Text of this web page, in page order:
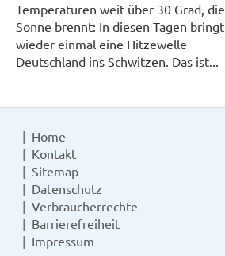
Temperaturen weit über 30 Grad, die
Sonne brennt: In diesen Tagen bringt
wieder einmal eine Hitzewelle
Deutschland ins Schwitzen. Das ist...
Home
Kontakt
Sitemap
Datenschutz
Verbraucherrechte
Barrierefreiheit
Impressum